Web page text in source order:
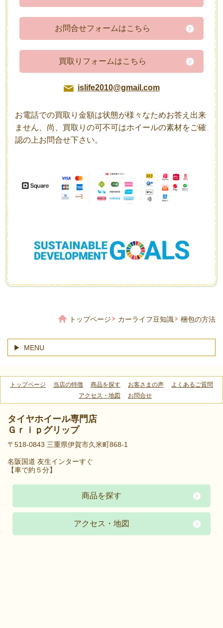
お問合せフォームはこちら
買取りフォームはこちら
islife2010@gmail.com
お電話での買取り金額は状態が様々なためお答え出来
ません、尚、買取りの可不可はホイールの素材をご確
認の上お問合せ下さい。
トップページ カーライフ豆知識 梱包の方法
MENU
トップページ 当店の特徴 商品を探す お客さまの声
よくあるご質問
アクセス・地図
お問合せ
タイヤホイール専門店
Ｇｒｉｐグリップ
〒518-0843 三重県伊賀市久米町868-1
名阪国道 友生インターすぐ
【車で約５分】
商品を探す
アクセス・地図